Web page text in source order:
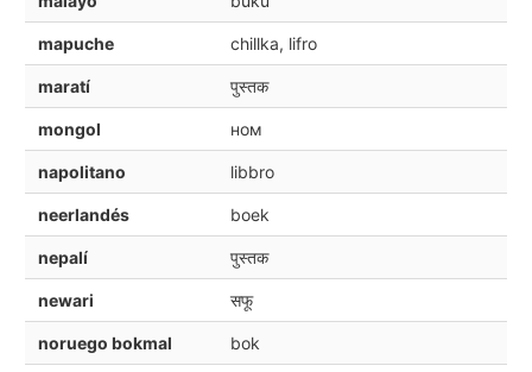
mapuche chillka, lifro
maratí पुस्तक
mongol ном
napolitano libbro
neerlandés boek
nepalí पुस्तक
newari सफू
noruego bokmal bok